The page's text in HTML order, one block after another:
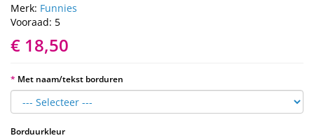
Merk: Funnies
Vooraad: 5
€ 18,50
Met naam/tekst borduren
Borduurkleur